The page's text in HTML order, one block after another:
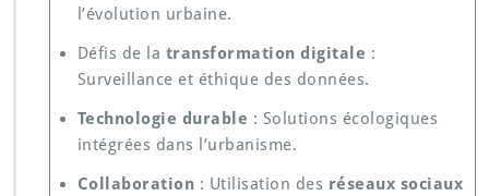
l’évolution urbaine.
Défis de la transformation digitale :
Surveillance et éthique des données.
Technologie durable : Solutions écologiques
intégrées dans l’urbanisme.
Collaboration : Utilisation des réseaux sociaux